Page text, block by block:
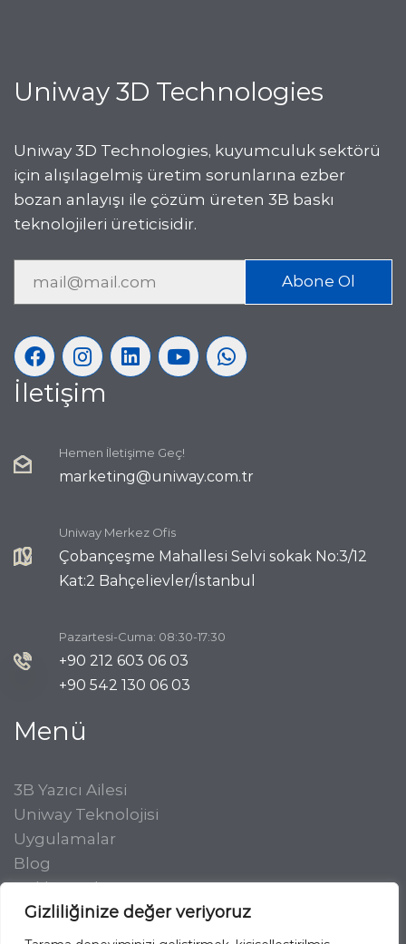
Gizliliğinize değer veriyoruz
Uniway 3D Technologies
Uniway 3D Technologies, kuyumculuk sektörü
için alışılagelmiş üretim sorunlarına ezber
bozan anlayışı ile çözüm üreten 3B baskı
teknolojileri üreticisidir.
Abone Ol
İletişim
Hemen İletişime Geç!
marketing@uniway.com.tr
Uniway Merkez Ofis
Çobançeşme Mahallesi Selvi sokak No:3/12
Kat:2 Bahçelievler/İstanbul
Pazartesi-Cuma: 08:30-17:30
+90 212 603 06 03
+90 542 130 06 03
Menü
3B Yazıcı Ailesi
Uniway Teknolojisi
Uygulamalar
Blog
Hakkımızda
Destek
İletişim